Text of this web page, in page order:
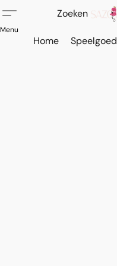
Home Speelgoed